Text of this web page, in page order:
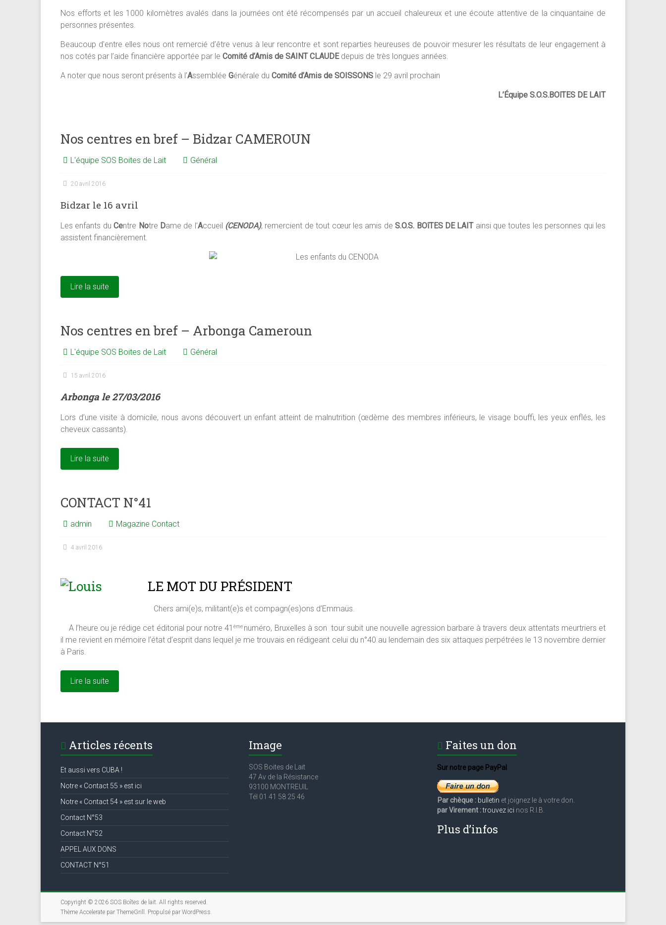
Nos efforts et les 1000 kilomètres avalés dans la journées ont été récompensés par un accueil chaleureux et une écoute attentive de la cinquantaine de
personnes présentes.
Beaucoup d’entre elles nous ont remercié d’être venus à leur rencontre et sont reparties heureuses de pouvoir mesurer les résultats de leur engagement à
nos cotés par l’aide financière apportée par le Comité d’Amis de SAINT CLAUDEdepuis de très longues années.
A noter que nous seront présents à l’Assemblée Générale du Comité d’Amis de SOISSONS le 29 avril prochain
L’Équipe S.O.S.BOîTES DE LAIT
Nos centres en bref – Bidzar CAMEROUN
L'équipe SOS Boites de Lait Général
20 avril 2016
Bidzar le 16 avril
Les enfants duCentre Notre Dame de l’Accueil (CENODA), remercient de tout cœur les amis deS.O.S. BOîTES DE LAITainsi que toutes les personnes qui les
assistent financièrement.
Lire la suite
Nos centres en bref – Arbonga Cameroun
L'équipe SOS Boites de Lait Général
15 avril 2016
Arbonga le 27/03/2016
Lors d’une visite à domicile, nous avons découvert un enfant atteint de malnutrition (œdème des membres inférieurs, le visage bouffi, les yeux enflés, les
cheveux cassants).
Lire la suite
CONTACT N°41
admin Magazine Contact
4 avril 2016
LE MOT DU PRÉSIDENT
Chers ami(e)s, militant(e)s et compagn(es)ons d’Emmaüs.
A l’heure ou je rédige cet éditorial pour notre 41ème numéro, Bruxelles à son tour subit une nouvelle agression barbare à travers deux attentats meurtriers et
il me revient en mémoire l’état d’esprit dans lequel je me trouvais en rédigeant celui du n°40 au lendemain des six attaques perpétrées le 13 novembre dernier
à Paris.
Lire la suite
Articles récents
Et aussi vers CUBA !
Notre « Contact 55 » est ici
Notre « Contact 54 » est sur le web
Contact N°53
Contact N°52
APPEL AUX DONS
CONTACT N°51
Image
SOS Boites de Lait
47 Av de la Résistance
93100 MONTREUIL
Tél 01 41 58 25 46
Faites un don
Sur notre page PayPal
Par chèque : bulletin et joignez le à votre don.
par Virement :trouvez ici nos R.I.B.
Plus d’infos
Copyright © 2026 SOS Boîtes de lait. All rights reserved.
Thème Accelerate par ThemeGrill. Propulsé par WordPress.